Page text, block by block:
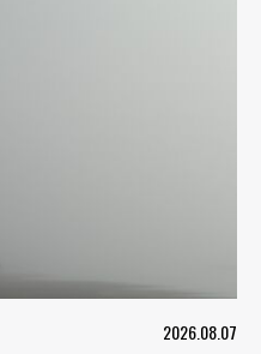
2026.08.07